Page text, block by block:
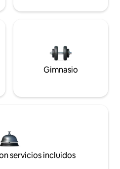
Gimnasio
servicios incluidos